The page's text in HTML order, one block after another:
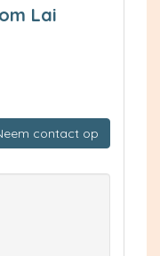
Lai
contact op